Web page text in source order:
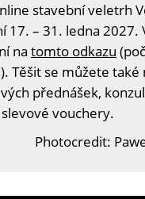
stavební veletrh
17. – 31. ledna 2027.
na tomto odkazu
Těšit se můžete také
přednášek,
vouchery.
Photocredit: